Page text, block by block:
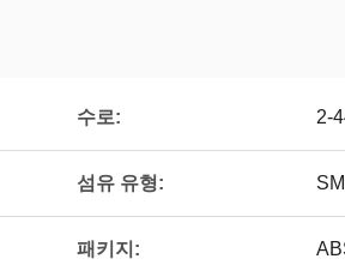
수로: 2-
섬유 유형:
패키지: